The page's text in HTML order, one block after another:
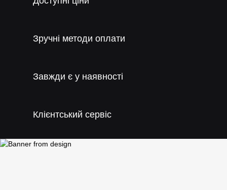
Зручні методи оплати
Завжди є у наявності
Клієнтський сервіс